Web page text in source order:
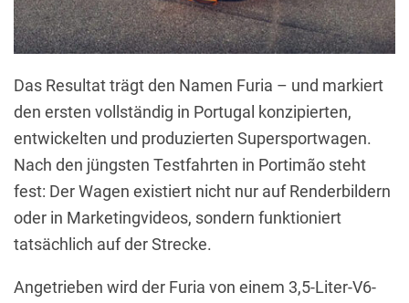
Das Resultat trägt den Namen Furia – und markiert
den ersten vollständig in Portugal konzipierten,
entwickelten und produzierten Supersportwagen.
Nach den jüngsten Testfahrten in Portimão steht
fest: Der Wagen existiert nicht nur auf Renderbildern
oder in Marketingvideos, sondern funktioniert
tatsächlich auf der Strecke.
Angetrieben wird der Furia von einem 3,5-Liter-V6-